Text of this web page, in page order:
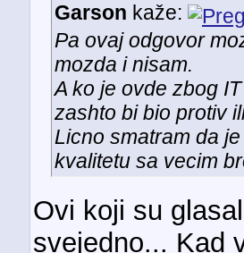
Garson kaže:
Pa ovaj odgovor
mozda i nisam.
A ko je ovde zbog
zashto bi bio protiv
Licno smatram da
kvalitetu sa vecim
Ovi koji su
svejedno... Kad